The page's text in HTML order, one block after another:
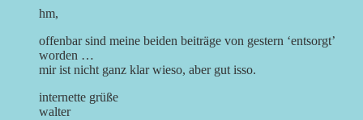
hm,
offenbar sind meine beiden beiträge von gestern ‘entsorgt’
worden …
mir ist nicht ganz klar wieso, aber gut isso.
internette grüße
walter